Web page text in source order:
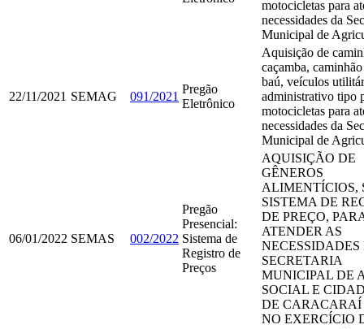
motocicletas para
necessidades da
Municipal de
22/11/2021 SEMAG 091/2021
Pregão
Eletrônico
Aquisição de
caçamba,
baú, veículos
administrativo tipo
motocicletas para
necessidades da
Municipal de
06/01/2022 SEMAS 002/2022
Pregão
Presencial:
Sistema de
Registro de
Preços
AQUISIÇÃO DE
GÊNEROS
ALIMENTÍCIOS,
SISTEMA DE
DE PREÇO,
ATENDER AS
NECESSIDADES
SECRETARIA
MUNICIPAL DE
SOCIAL E
DE CARACARAÍ
NO EXERCÍCIO